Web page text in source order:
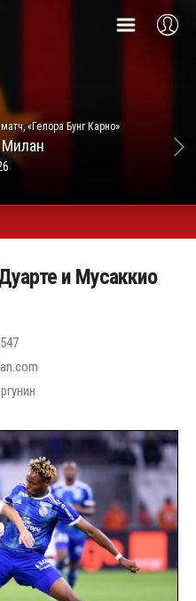
«Гелора Бунг Карно»
и Мусаккио